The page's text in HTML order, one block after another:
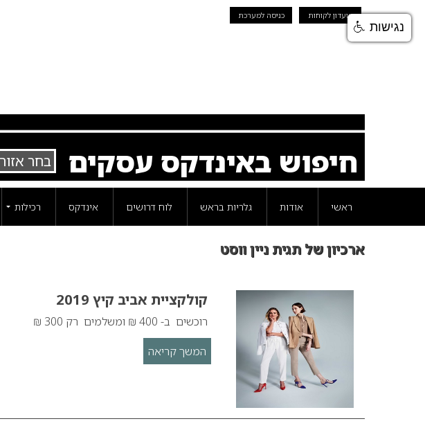
מועדון לקוחות כניסה למערכת
חיפוש באינדקס עסקים
ראשי אודות גלריות בראש לוח דרושים אינדקס רכילות
ארכיון של תגית ניין ווסט
קולקציית אביב קיץ 2019
רוכשים ב- 400 ₪ ומשלמים רק 300 ₪
המשך קריאה
נגישות